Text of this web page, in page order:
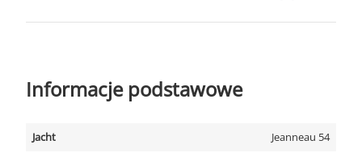
Informacje podstawowe
Jacht
Jeanneau 54